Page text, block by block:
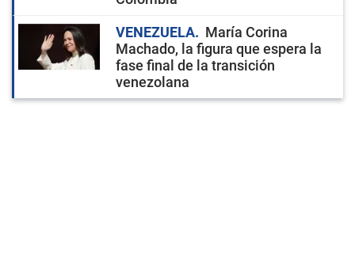
VENEZUELA
María Corina
Machado, la figura que espera la
fase final de la transición
venezolana